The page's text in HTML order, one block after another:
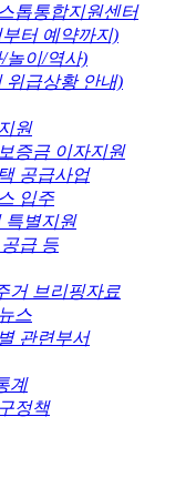
톱통합지원센터
터 예약까지)
놀이/역사)
위급상황 안내)
원
증금 이자지원
공급사업
입주
특별지원
급 등
거 브리핑자료
스
관련부서
계
정책